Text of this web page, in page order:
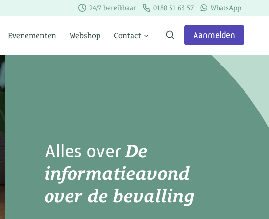
24/7 bereikbaar 0180 31 63 57 WhatsApp
Evenementen Webshop Contact Aanmelden
Alles overDe
informatieavond
over de bevalling